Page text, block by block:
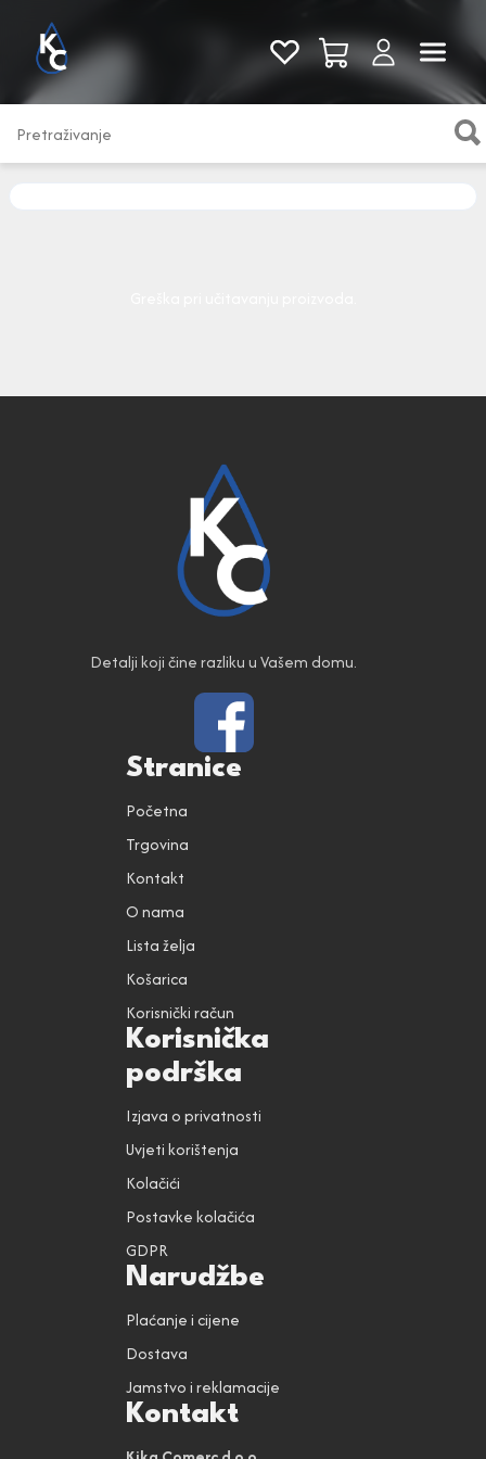
Pogledaj sve
Detalji koji čine razliku u Vašem domu.
Stranice
Početna
Trgovina
Kontakt
O nama
Lista želja
Košarica
Korisnički račun
Korisnička
podrška
Izjava o privatnosti
Uvjeti korištenja
Kolačići
Postavke kolačića
GDPR
Narudžbe
Plaćanje i cijene
Dostava
Jamstvo i reklamacije
Kontakt